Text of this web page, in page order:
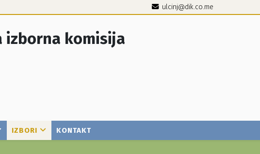
ulcinj@dik.co.me
izborna komisija
IZBORI KONTAKT